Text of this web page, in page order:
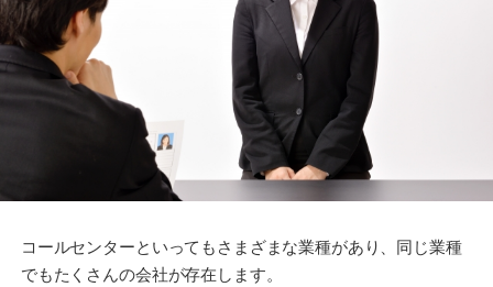
コールセンターといってもさまざまな業種があり、同じ業種
でもたくさんの会社が存在します。